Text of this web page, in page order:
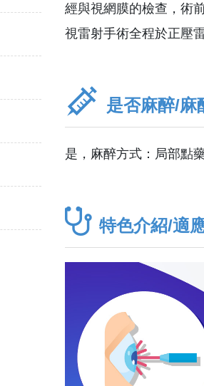
經與視網膜的檢查，術
視雷射手術全程於正壓
是否麻醉/麻
是，麻醉方式：局部點
特色介紹/適